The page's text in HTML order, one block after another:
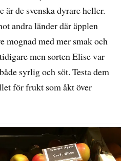
är de svenska dyrare heller.
andra länder där äpplen
mognad med mer smak och
men sorten Elise var
syrlig och söt. Testa dem
för frukt som åkt över